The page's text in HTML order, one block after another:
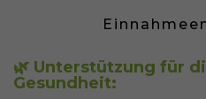
🌿 Unterstützung für
Gesundheit: